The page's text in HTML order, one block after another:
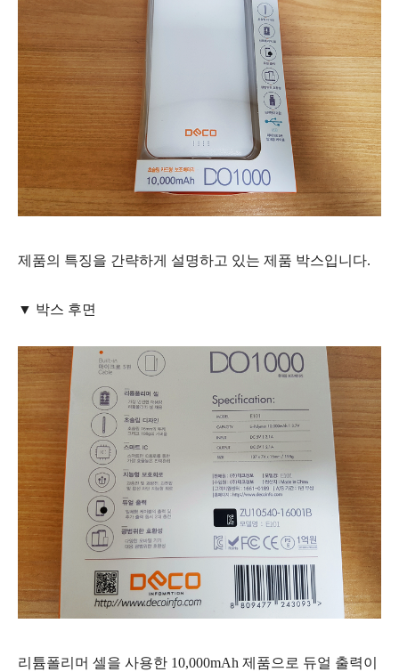
제품의 특징을 간략하게 설명하고 있는 제품 박스입니다.
▼ 박스 후면
리튬폴리머 셀을 사용한 10,000mAh 제품으로 듀얼 출력이